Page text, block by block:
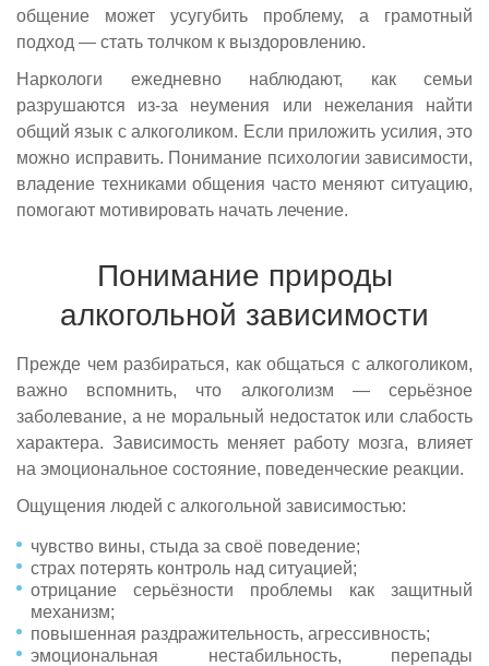
общение может усугубить проблему, а грамотный
подход — стать толчком к выздоровлению.
Наркологи ежедневно наблюдают, как семьи
разрушаются из-за неумения или нежелания найти
общий язык с алкоголиком. Если приложить усилия, это
можно исправить. Понимание психологии зависимости,
владение техниками общения часто меняют ситуацию,
помогают мотивировать начать лечение.
Понимание природы
алкогольной зависимости
Прежде чем разбираться, как общаться с алкоголиком,
важно вспомнить, что алкоголизм — серьёзное
заболевание, а не моральный недостаток или слабость
характера. Зависимость меняет работу мозга, влияет
на эмоциональное состояние, поведенческие реакции.
Ощущения людей с алкогольной зависимостью:
чувство вины, стыда за своё поведение;
страх потерять контроль над ситуацией;
отрицание серьёзности проблемы как защитный
механизм;
повышенная раздражительность, агрессивность;
эмоциональная нестабильность, перепады